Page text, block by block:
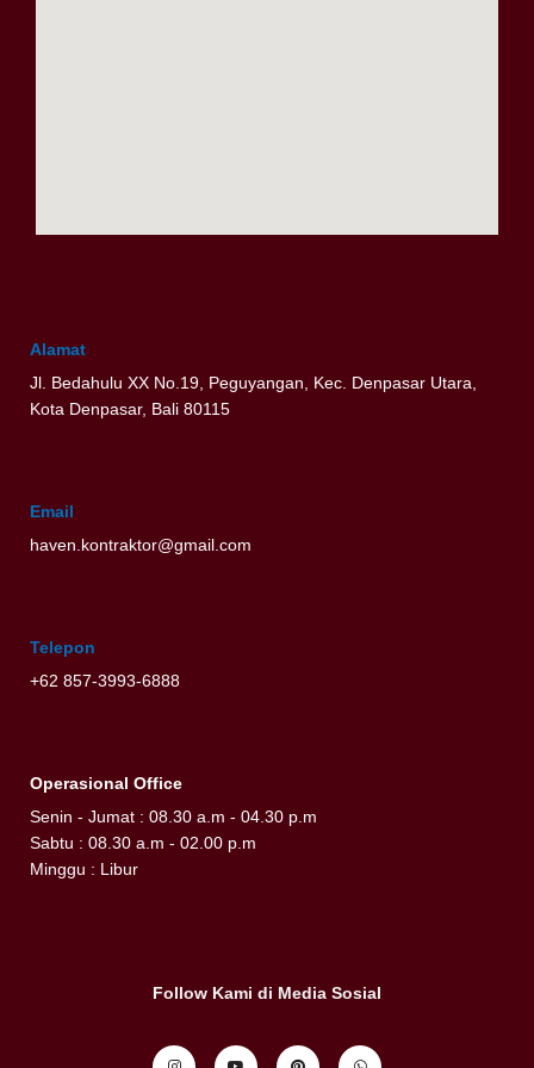
Alamat
Jl. Bedahulu XX No.19, Peguyangan, Kec. Denpasar Utara,
Kota Denpasar, Bali 80115
Email
haven.kontraktor@gmail.com
Telepon
+62 857-3993-6888
Operasional Office
Senin - Jumat : 08.30 a.m - 04.30 p.m
Sabtu : 08.30 a.m - 02.00 p.m
Minggu : Libur
Follow Kami di Media Sosial
n
s
o
u
i
n
h
a